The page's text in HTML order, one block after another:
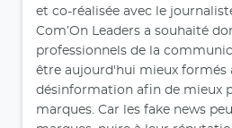
et co-réalisée avec le
Com’On Leaders a souhaité
professionnels de la
être aujourd'hui mieux formés
désinformation afin de mieux
marques. Car les fake news